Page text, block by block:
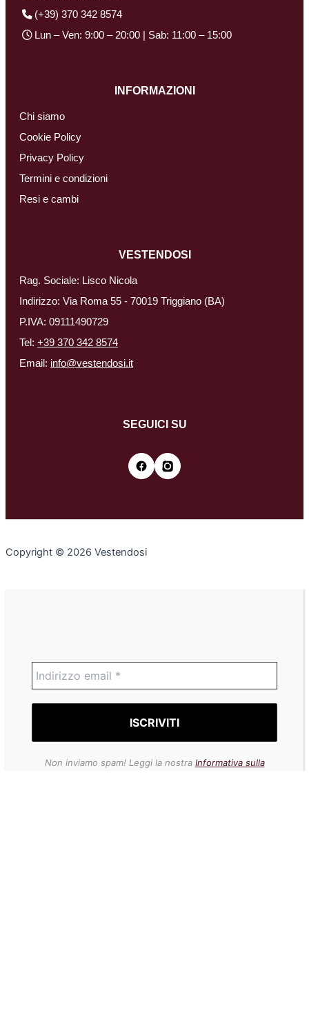
(+39) 370 342 8574
Lun – Ven: 9:00 – 20:00 | Sab: 11:00 – 15:00
INFORMAZIONI
Chi siamo
Cookie Policy
Privacy Policy
Termini e condizioni
Resi e cambi
VESTENDOSI
Rag. Sociale: Lisco Nicola
Indirizzo: Via Roma 55 - 70019 Triggiano (BA)
P.IVA: 09111490729
Tel: +39 370 342 8574
Email: info@vestendosi.it
SEGUICI SU
Copyright © 2026 Vestendosi
Non inviamo spam! Leggi la nostra Informativa sulla